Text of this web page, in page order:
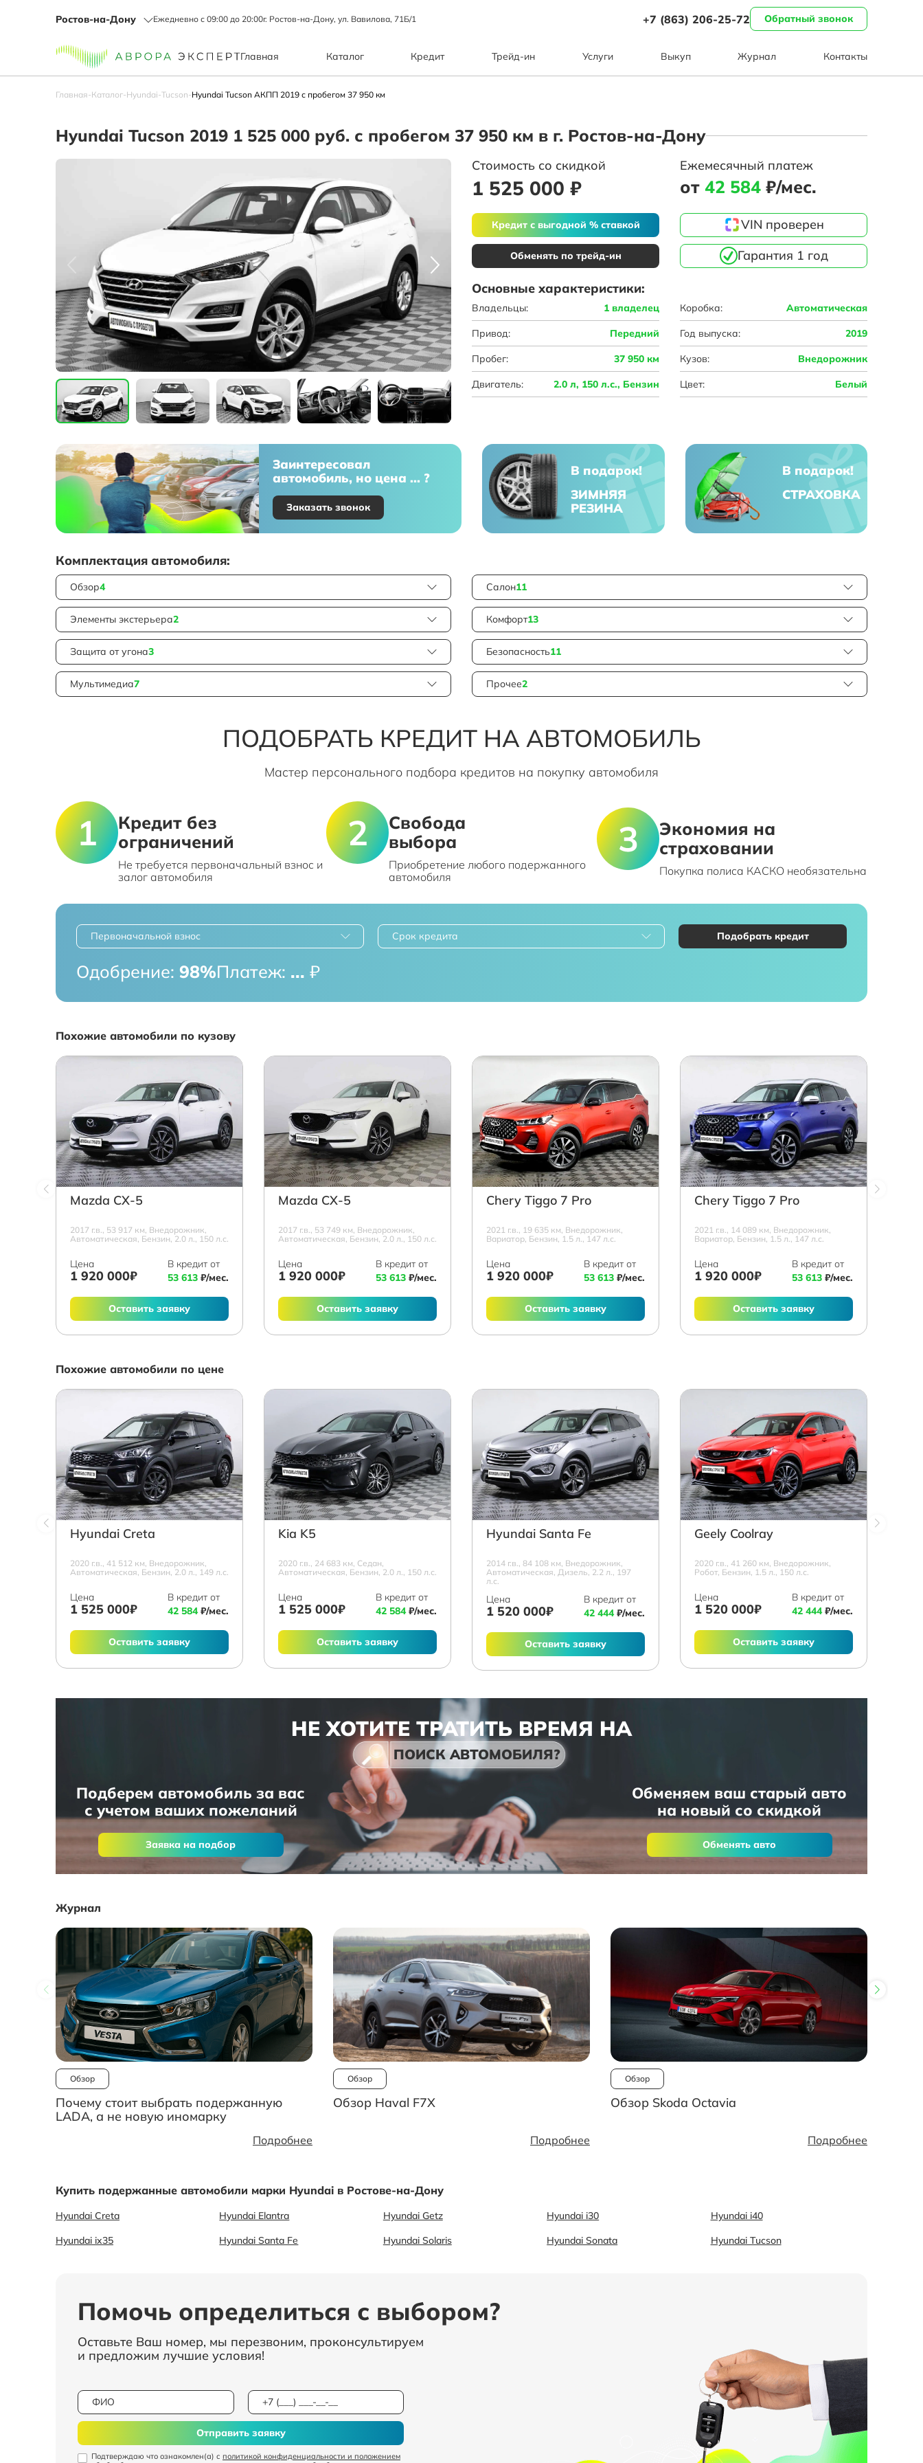
Ростов-на-Дону Ежедневно с 09:00 до 20:00г. Ростов-на-Дону, ул. Вавилова, 71Б/1 +7 (863) 206-25-72 Обратный звонок
Главная Каталог Кредит Трейд-ин Услуги Выкуп Журнал Контакты
Главная-Каталог-Hyundai-Tucson-Hyundai Tucson АКПП 2019 с пробегом 37 950 км
Hyundai Tucson 2019 1 525 000 руб. с пробегом 37 950 км в г. Ростов-на-Дону
Стоимость со скидкой
1 525 000 ₽
Ежемесячный платеж
от 42 584 ₽/мес.
Кредит с выгодной % ставкой
Обменять по трейд-ин
VIN проверен
Гарантия 1 год
Основные характеристики:
Владельцы: 1 владелец Коробка: Автоматическая
Привод: Передний Год выпуска: 2019
Пробег: 37 950 км Кузов: Внедорожник
Двигатель: 2.0 л, 150 л.с., Бензин Цвет: Белый
Заинтересовал
автомобиль, но цена ... ?
Заказать звонок
В подарок!
ЗИМНЯЯ
РЕЗИНА
В подарок!
СТРАХОВКА
Комплектация автомобиля:
Обзор4
Элементы экстерьера2
Защита от угона3
Мультимедиа7
Салон11
Комфорт13
Безопасность11
Прочее2
ПОДОБРАТЬ КРЕДИТ НА АВТОМОБИЛЬ
Мастер персонального подбора кредитов на покупку автомобиля
Кредит без
ограничений
Не требуется первоначальный взнос и
залог автомобиля
Свобода
выбора
Приобретение любого подержанного
автомобиля
Экономия на
страховании
Покупка полиса КАСКО необязательна
Первоначальной взнос Срок кредита Подобрать кредит
Одобрение: 98%Платеж: ... ₽
Похожие автомобили по кузову
Mazda СХ-5
2017 г.в., 53 917 км, Внедорожник,
Автоматическая, Бензин, 2.0 л., 150 л.с.
Цена
1 920 000₽
В кредит от
53 613 ₽/мес.
Оставить заявку
Mazda СХ-5
2017 г.в., 53 749 км, Внедорожник,
Автоматическая, Бензин, 2.0 л., 150 л.с.
Цена
1 920 000₽
В кредит от
53 613 ₽/мес.
Оставить заявку
Chery Tiggo 7 Pro
2021 г.в., 19 635 км, Внедорожник,
Вариатор, Бензин, 1.5 л., 147 л.с.
Цена
1 920 000₽
В кредит от
53 613 ₽/мес.
Оставить заявку
Chery Tiggo 7 Pro
2021 г.в., 14 089 км, Внедорожник,
Вариатор, Бензин, 1.5 л., 147 л.с.
Цена
1 920 000₽
В кредит от
53 613 ₽/мес.
Оставить заявку
Похожие автомобили по цене
Hyundai Creta
2020 г.в., 41 512 км, Внедорожник,
Автоматическая, Бензин, 2.0 л., 149 л.с.
Цена
1 525 000₽
В кредит от
42 584₽/мес.
Оставить заявку
Kia K5
2020 г.в., 24 683 км, Седан,
Автоматическая, Бензин, 2.0 л., 150 л.с.
Цена
1 525 000₽
В кредит от
42 584₽/мес.
Оставить заявку
Hyundai Santa Fe
2014 г.в., 84 108 км, Внедорожник,
Автоматическая, Дизель, 2.2 л., 197
л.с.
Цена
1 520 000₽
В кредит от
42 444₽/мес.
Оставить заявку
Geely Coolray
2020 г.в., 41 260 км, Внедорожник,
Робот, Бензин, 1.5 л., 150 л.с.
Цена
1 520 000₽
В кредит от
42 444₽/мес.
Оставить заявку
НЕ ХОТИТЕ ТРАТИТЬ ВРЕМЯ НА
ПОИСК АВТОМОБИЛЯ?
Подберем автомобиль за вас
с учетом ваших пожеланий
Заявка на подбор
Обменяем ваш старый авто
на новый со скидкой
Обменять авто
Журнал
Обзор
Почему стоит выбрать подержанную
LADA, а не новую иномарку
Подробнее
Обзор
Обзор Haval F7X
Подробнее
Обзор
Обзор Skoda Octavia
Подробнее
Купить подержанные автомобили марки Hyundai в Ростове-на-Дону
Hyundai Creta Hyundai Elantra Hyundai Getz Hyundai i30
Hyundai i40
Hyundai ix35
Hyundai Santa Fe Hyundai Solaris Hyundai Sonata Hyundai Tucson
Помочь определиться с выбором?
Оставьте Ваш номер, мы перезвоним, проконсультируем
и предложим лучшие условия!
Подтверждаю что ознакомлен(а) с политикой конфиденциальности и положением
Отправить заявку